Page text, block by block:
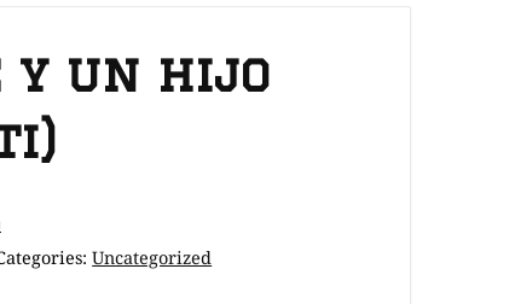
y un hijo
Uncategorized